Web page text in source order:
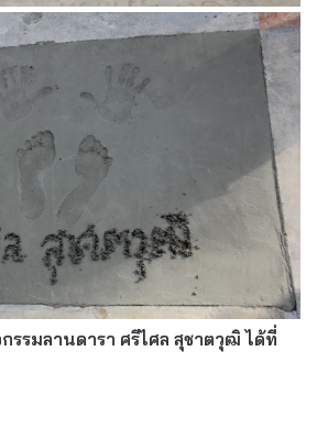
รรมลานดารา ศรีไศล สุชาตวุฒิ ได้ที่